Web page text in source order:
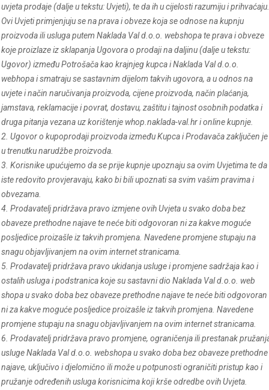
uvjeta prodaje (dalje u tekstu: Uvjeti), te da ih u cijelosti razumiju i prihvaćaju.
Ovi Uvjeti primjenjuju se na prava i obveze koja se odnose na kupnju
proizvoda ili usluga putem Naklada Val d.o.o. webshopa te prava i obveze
koje proizlaze iz sklapanja Ugovora o prodaji na daljinu (dalje u tekstu:
Ugovor) između Potrošača kao krajnjeg kupca i Naklada Val d.o.o.
webhopa i smatraju se sastavnim dijelom takvih ugovora, a u odnos na
uvjete i način naručivanja proizvoda, cijene proizvoda, način plaćanja,
jamstava, reklamacije i povrat, dostavu, zaštitu i tajnost osobnih podatka i
druga pitanja vezana uz korištenje whop. naklada-val.hr i online kupnje.
2. Ugovor o kupoprodaji proizvoda između Kupca i Prodavača zaključen je
u trenutku narudžbe proizvoda.
3. Korisnike upućujemo da se prije kupnje upoznaju sa ovim Uvjetima te da
iste redovito provjeravaju, kako bi bili upoznati sa svim vašim pravima i
obvezama.
4. Prodavatelj pridržava pravo izmjene ovih Uvjeta u svako doba bez
obaveze prethodne najave te neće biti odgovoran ni za kakve moguće
posljedice proizašle iz takvih promjena. Navedene promjene stupaju na
snagu objavljivanjem na ovim internet stranicama.
5. Prodavatelj pridržava pravo ukidanja usluge i promjene sadržaja kao i
ostalih usluga i podstranica koje su sastavni dio Naklada Val d.o.o. web
shopa u svako doba bez obaveze prethodne najave te neće biti odgovoran
ni za kakve moguće posljedice proizašle iz takvih promjena. Navedene
promjene stupaju na snagu objavljivanjem na ovim internet stranicama.
6. Prodavatelj pridržava pravo promjene, ograničenja ili prestanak
usluge Naklada Val d.o.o. webshopa u svako doba bez obaveze prethodne
najave, uključivo i djelomično ili može u potpunosti ograničiti pristup kao i
pružanje određenih usluga korisnicima koji krše odredbe ovih Uvjeta.